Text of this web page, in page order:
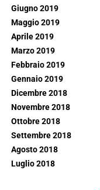
Giugno 2019
Maggio 2019
Aprile 2019
Marzo 2019
Febbraio 2019
Gennaio 2019
Dicembre 2018
Novembre 2018
Ottobre 2018
Settembre 2018
Agosto 2018
Luglio 2018